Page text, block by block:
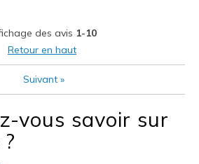
Into Shoes
des avis 1-10
Retour en haut
Suivant »
vous savoir sur